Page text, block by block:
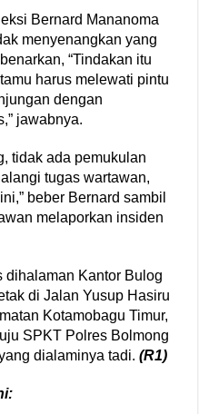
Bernard Mananoma
menyenangkan yang
“Tindakan itu
harus melewati pintu
dengan
jawabnya.
tidak ada pemukulan
tugas wartawan,
beber Bernard sambil
melaporkan insiden
dihalaman Kantor Bulog
di Jalan Yusup Hasiru
Kotamobagu Timur,
SPKT Polres Bolmong
dialaminya tadi.(R1)